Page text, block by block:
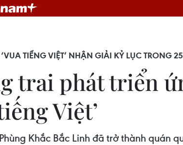
TIẾNG VIỆT’ NHẬN GIẢI KỶ LỤC TRONG
trai phát triển
Việt’
Khắc Bắc Linh đã trở thành quán